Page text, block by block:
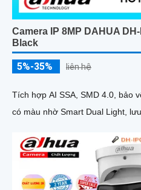
Camera IP 8MP DAHUA
Black
5%-35% liên hệ
Tích hợp AI SSA, SMD 4.0, bảo
có màu nhờ Smart Dual Light,